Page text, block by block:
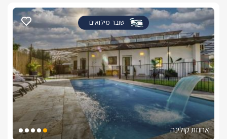
שובר מילואים
אחוזת קולינה